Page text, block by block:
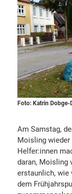
Foto: Katrin Dobge-
Am Samstag,
Moisling
Helfer:innen
daran, Moisling
erstaunlich,
dem